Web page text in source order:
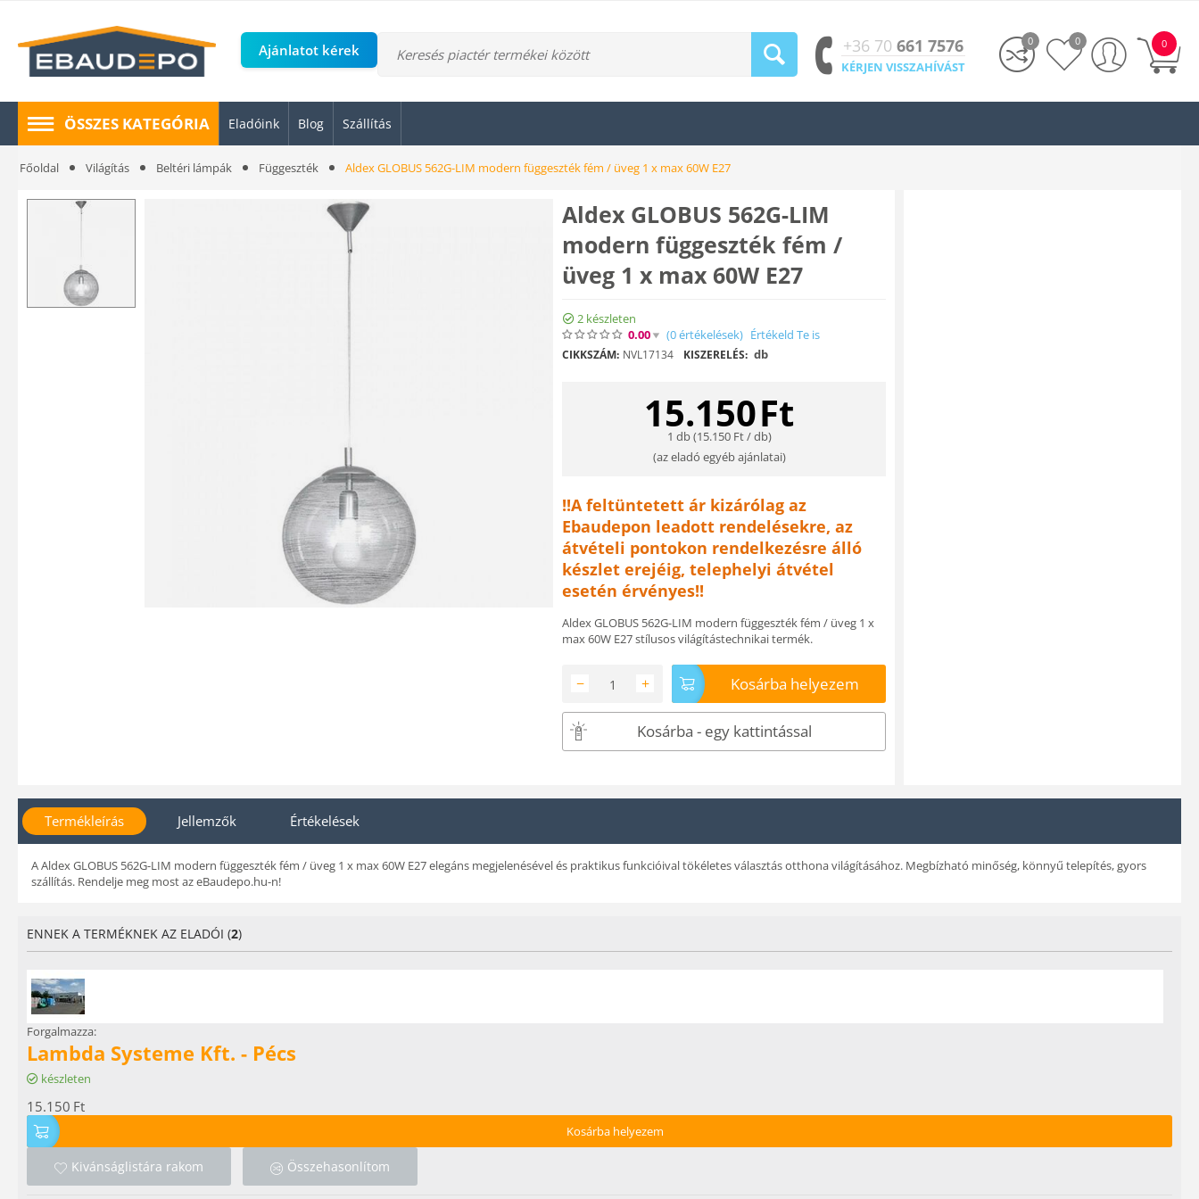
Ajánlatot kérek +36 70661 7576
KÉRJEN VISSZAHÍVÁST
0
0 0
ÖSSZES KATEGÓRIA Eladóink Blog Szállítás
Főoldal Világítás Beltéri lámpák Függeszték Aldex GLOBUS 562G-LIM modern függeszték fém / üveg 1 x max 60W E27
Aldex GLOBUS 562G-LIM
modern függeszték fém /
üveg 1 x max 60W E27
2 készleten
0.00
(0értékelések) Értékeld Te is
CIKKSZÁM: NVL17134 KISZERELÉS: db
15.150Ft
1 db (15.150Ft/ db)
(az eladó egyéb ajánlatai)
!!A feltüntetett ár kizárólag az
Ebaudepon leadott rendelésekre, az
átvételi pontokon rendelkezésre álló
készlet erejéig, telephelyi átvétel
esetén érvényes!!
Aldex GLOBUS 562G-LIM modern függeszték fém / üveg 1 x
max 60W E27 stílusos világítástechnikai termék.
+
− Kosárba helyezem
Kosárba - egy kattintással
Termékleírás Jellemzők Értékelések
A Aldex GLOBUS 562G-LIM modern függeszték fém / üveg 1 x max 60W E27 elegáns megjelenésével és praktikus funkcióival tökéletes választás otthona világításához. Megbízható minőség, könnyű telepítés, gyors
szállítás. Rendelje meg most az eBaudepo.hu-n!
ENNEK A TERMÉKNEK AZ ELADÓI (2)
Forgalmazza:
Lambda Systeme Kft. - Pécs
készleten
15.150 Ft
Kosárba helyezem
Kivánságlistára rakom Összehasonlítom